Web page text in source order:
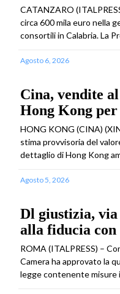
CATANZARO
circa 600 mila euro nella
consortili in Calabria. La
Agosto 6, 2026
Cina, vendite
Hong Kong per
HONG KONG (CINA)
stima provvisoria del
dettaglio di Hong Kong
Agosto 5, 2026
Dl giustizia,
alla fiducia con
ROMA (ITALPRESS) –
Camera ha approvato la
legge contenente misure